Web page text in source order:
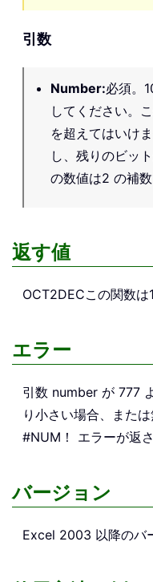
引数
Number:必須。
してください。
を超えてはいけ
し、残りのビッ
の数値は2 の補数
返す値
OCT2DECこの関数は
エラー
引数 number が 777
り小さい場合、また
#NUM！ エラーが返さ
バージョン
Excel 2003 以降のバ